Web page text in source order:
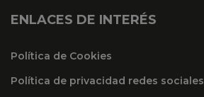
ENLACES DE INTERÉS
Política de Cookies
Política de privacidad redes sociales